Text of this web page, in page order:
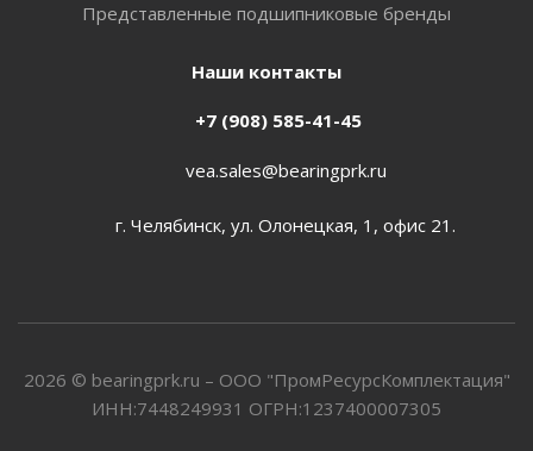
Представленные подшипниковые бренды
Наши контакты
+7 (908) 585-41-45
vea.sales@bearingprk.ru
г. Челябинск, ул. Олонецкая, 1, офис 21.
2026 © bearingprk.ru – ООО "ПромРесурсКомплектация"
ИНН:7448249931 ОГРН:1237400007305